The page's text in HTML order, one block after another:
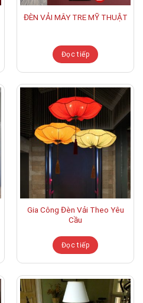
ĐÈN VẢI MÂY TRE MỸ THUẬT
Đọc tiếp
Gia Công Đèn Vải Theo Yêu
Cầu
Đọc tiếp